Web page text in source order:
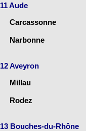
11 Aude
Carcassonne
Narbonne
12 Aveyron
Millau
Rodez
13 Bouches-du-Rhône